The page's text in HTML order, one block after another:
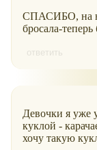
СПАСИБО, на
бросала-теперь
ответить
Девочки я уже
куклой -
хочу такую